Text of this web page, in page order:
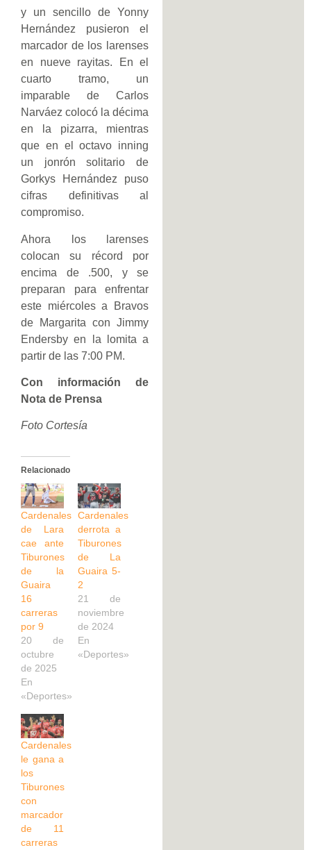
y un sencillo de Yonny
Hernández pusieron el
marcador de los larenses
en nueve rayitas. En el
cuarto tramo, un
imparable de Carlos
Narváez colocó la décima
en la pizarra, mientras
que en el octavo inning
un jonrón solitario de
Gorkys Hernández puso
cifras definitivas al
compromiso.
Ahora los larenses
colocan su récord por
encima de .500, y se
preparan para enfrentar
este miércoles a Bravos
de Margarita con Jimmy
Endersby en la lomita a
partir de las 7:00 PM.
Con información de
Nota de Prensa
Foto Cortesía
Relacionado
Cardenales
de Lara
cae ante
Tiburones
de la
Guaira
16
carreras
por 9
20 de
octubre
de 2025
En
«Deportes»
Cardenales
derrota a
Tiburones
de La
Guaira 5-
2
21 de
noviembre
de 2024
En
«Deportes»
Cardenales
le gana a
los
Tiburones
con
marcador
de 11
carreras